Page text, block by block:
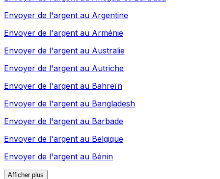
Envoyer de l'argent au Argentine
Envoyer de l'argent au Arménie
Envoyer de l'argent au Australie
Envoyer de l'argent au Autriche
Envoyer de l'argent au Bahreïn
Envoyer de l'argent au Bangladesh
Envoyer de l'argent au Barbade
Envoyer de l'argent au Belgique
Envoyer de l'argent au Bénin
Afficher plus